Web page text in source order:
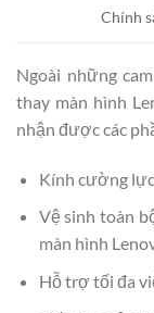
Chính
Ngoài những
thay màn hình
nhận được các
Kính cường
Vệ sinh toàn
màn hình
Hỗ trợ tối đa